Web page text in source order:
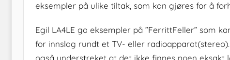
eksempler på ulike tiltak, som kan gjøres for å
Egil LA4LE ga eksempler på ”FerrittFeller” som
for innslag rundt et TV- eller